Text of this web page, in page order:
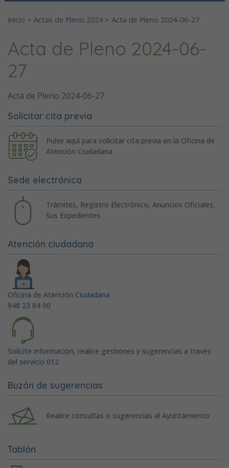
Inicio > Actas de Pleno 2024> Acta de Pleno 2024-06-27
Acta de Pleno 2024-06-
27
Acta de Pleno 2024-06-27
Solicitar cita previa
Pulse aquí para solicitar cita previa en la Oficina de
Atención Ciudadana
Sede electrónica
Trámites, Registro Electrónico, Anuncios Oficiales,
Sus Expedientes
Atención ciudadana
Oficina de Atención Ciudadana
948 23 84 00
Solicite información, realice gestiones y sugerencias a través
del servicio 012
Buzón de sugerencias
Realice consultas o sugerencias al Ayuntamiento
Tablón